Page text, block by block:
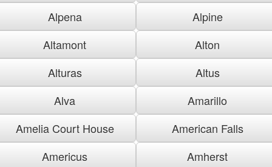
Alpena
Alpine
Altamont
Alton
Alturas
Altus
Alva
Amarillo
Amelia Court House
American Falls
Americus
Amherst